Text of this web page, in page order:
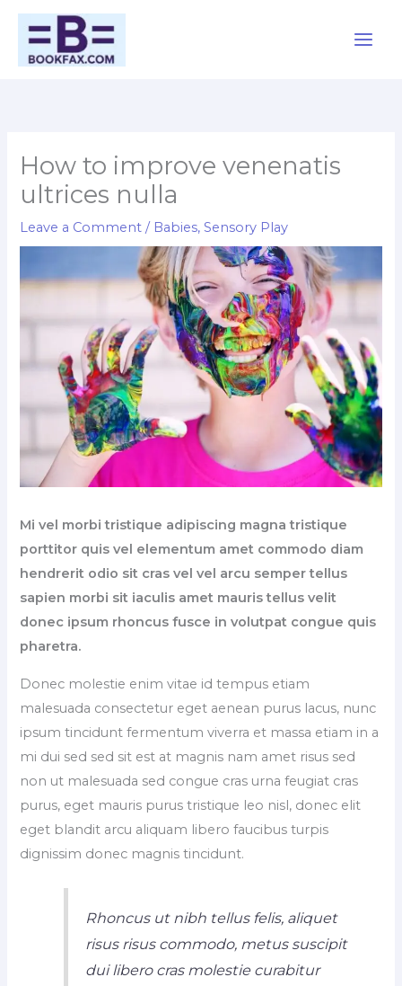
Skip
content
Menu
How to improve venenatis
ultrices nulla
Leave a Comment / Babies,Sensory Play
Mi vel morbi tristique adipiscing magna tristique
porttitor quis vel elementum amet commodo diam
hendrerit odio sit cras vel vel arcu semper tellus
sapien morbi sit iaculis amet mauris tellus velit
donec ipsum rhoncus fusce in volutpat congue quis
pharetra.
Donec molestie enim vitae id tempus etiam
malesuada consectetur eget aenean purus lacus, nunc
ipsum tincidunt fermentum viverra et massa etiam in a
mi dui sed sed sit est at magnis nam amet risus sed
non ut malesuada sed congue cras urna feugiat cras
purus, eget mauris purus tristique leo nisl, donec elit
eget blandit arcu aliquam libero faucibus turpis
dignissim donec magnis tincidunt.
Rhoncus ut nibh tellus felis, aliquet
risus risus commodo, metus suscipit
dui libero cras molestie curabitur